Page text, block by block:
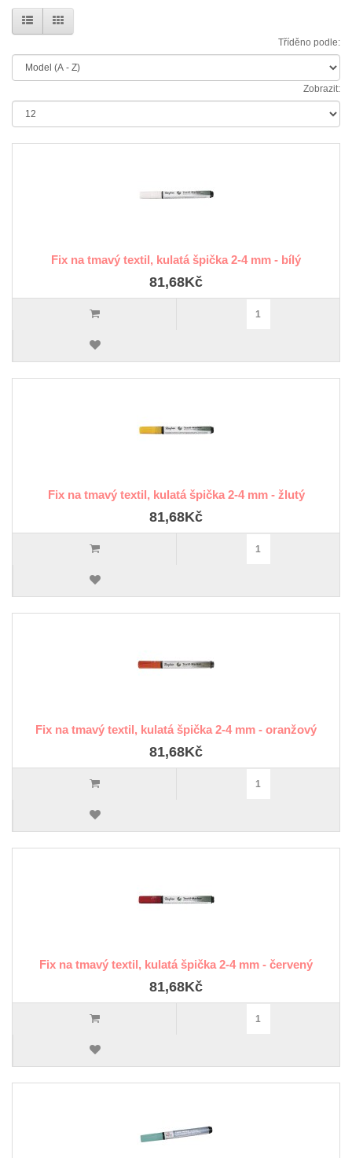
Tříděno podle:
Zobrazit:
Fix na tmavý textil, kulatá špička 2-4 mm - bílý
81,68Kč
Fix na tmavý textil, kulatá špička 2-4 mm - žlutý
81,68Kč
Fix na tmavý textil, kulatá špička 2-4 mm - oranžový
81,68Kč
Fix na tmavý textil, kulatá špička 2-4 mm - červený
81,68Kč